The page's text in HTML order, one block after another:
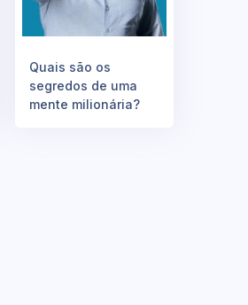
Quais são os
segredos de uma
mente milionária?